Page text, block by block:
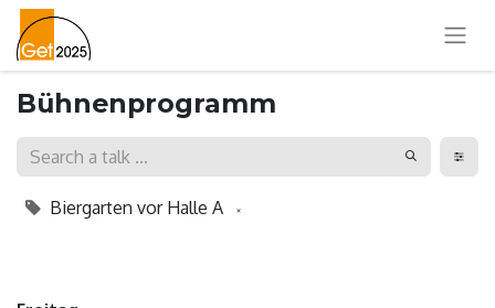
Bühnenprogramm
Biergarten vor Halle A ×